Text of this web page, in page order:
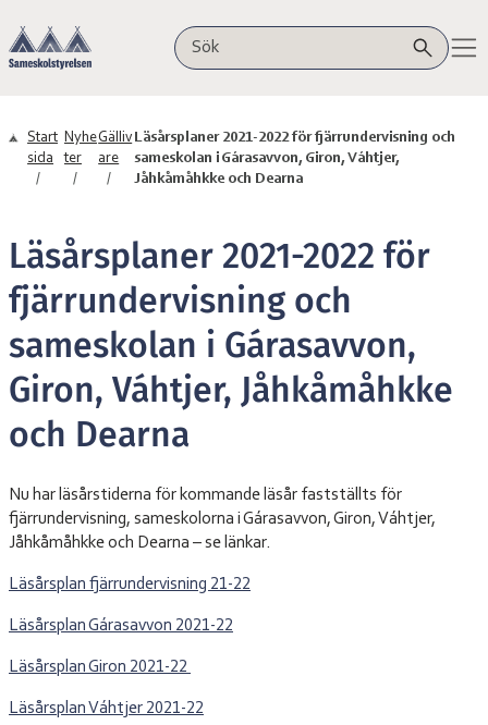
Sameskolstyrelsen
Sök på webbplatsen
Start
sida
Nyhe
ter
Gälliv
are
Läsårsplaner 2021-2022 för fjärrundervisning och
sameskolan i Gárasavvon, Giron, Váhtjer,
Jåhkåmåhkke och Dearna
Läsårsplaner 2021-2022 för
fjärrundervisning och
sameskolan i Gárasavvon,
Giron, Váhtjer, Jåhkåmåhkke
och Dearna
Nu har läsårstiderna för kommande läsår fastställts för
fjärrundervisning, sameskolorna i Gárasavvon, Giron, Váhtjer,
Jåhkåmåhkke och Dearna – se länkar.
Läsårsplan fjärrundervisning 21-22
Läsårsplan Gárasavvon 2021-22
Läsårsplan Giron 2021-22
Läsårsplan Váhtjer 2021-22